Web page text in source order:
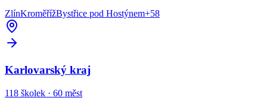
ZlínKroměřížBystřice pod Hostýnem+58
Karlovarský kraj
118 školek · 60 měst